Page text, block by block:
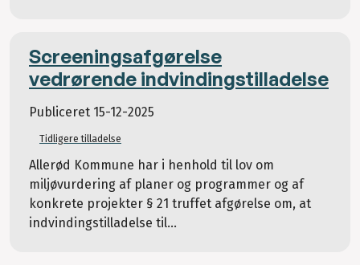
Screeningsafgørelse
vedrørende indvindingstilladelse
Publiceret 15-12-2025
Tidligere tilladelse
Allerød Kommune har i henhold til lov om
miljøvurdering af planer og programmer og af
konkrete projekter § 21 truffet afgørelse om, at
indvindingstilladelse til...